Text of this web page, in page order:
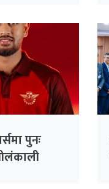
पुनः